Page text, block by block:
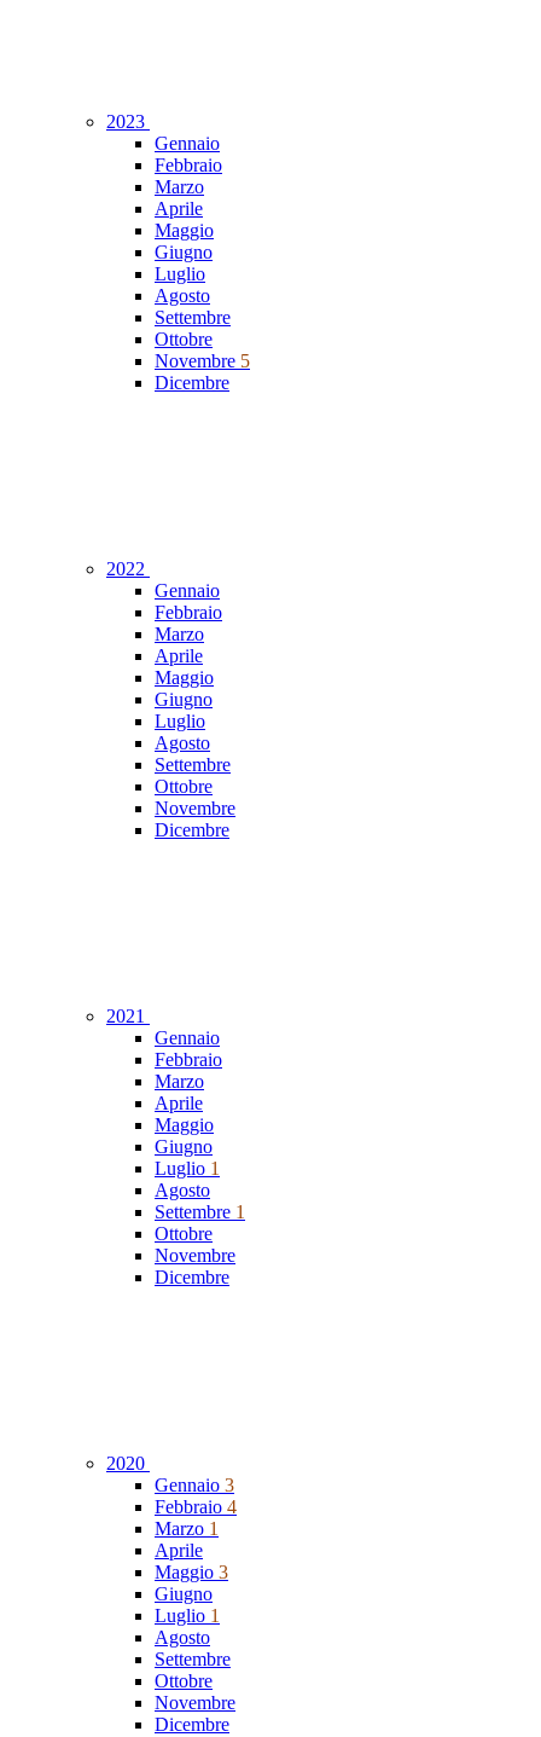
2023
Gennaio
Febbraio
Marzo
Aprile
Maggio
Giugno
Luglio
Agosto
Settembre
Ottobre
Novembre 5
Dicembre
2022
Gennaio
Febbraio
Marzo
Aprile
Maggio
Giugno
Luglio
Agosto
Settembre
Ottobre
Novembre
Dicembre
2021
Gennaio
Febbraio
Marzo
Aprile
Maggio
Giugno
Luglio 1
Agosto
Settembre 1
Ottobre
Novembre
Dicembre
2020
Gennaio 3
Febbraio 4
Marzo 1
Aprile
Maggio 3
Giugno
Luglio 1
Agosto
Settembre
Ottobre
Novembre
Dicembre